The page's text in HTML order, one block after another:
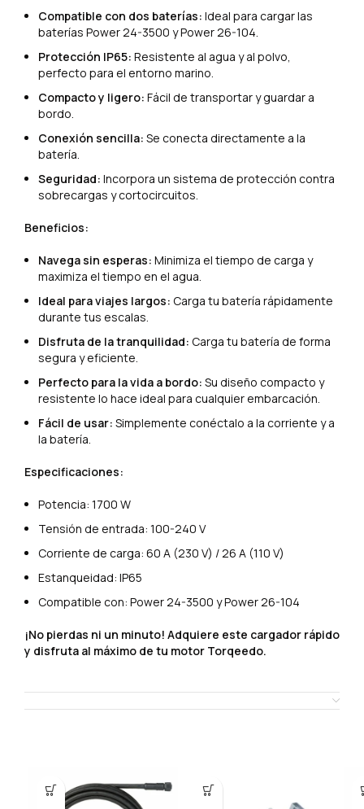
Compatible con dos baterías: Ideal para cargar las
baterías Power 24-3500 y Power 26-104.
Protección IP65: Resistente al agua y al polvo,
perfecto para el entorno marino.
Compacto y ligero: Fácil de transportar y guardar a
bordo.
Conexión sencilla: Se conecta directamente a la
batería.
Seguridad: Incorpora un sistema de protección contra
sobrecargas y cortocircuitos.
Beneficios:
Navega sin esperas: Minimiza el tiempo de carga y
maximiza el tiempo en el agua.
Ideal para viajes largos: Carga tu batería rápidamente
durante tus escalas.
Disfruta de la tranquilidad: Carga tu batería de forma
segura y eficiente.
Perfecto para la vida a bordo: Su diseño compacto y
resistente lo hace ideal para cualquier embarcación.
Fácil de usar: Simplemente conéctalo a la corriente y a
la batería.
Especificaciones:
Potencia: 1700 W
Tensión de entrada: 100-240 V
Corriente de carga: 60 A (230 V) / 26 A (110 V)
Estanqueidad: IP65
Compatible con: Power 24-3500 y Power 26-104
¡No pierdas ni un minuto! Adquiere este cargador rápido
y disfruta al máximo de tu motor Torqeedo.